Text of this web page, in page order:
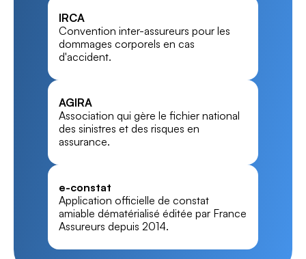
IRCA
Convention inter-assureurs pour les
dommages corporels en cas
d'accident.
AGIRA
Association qui gère le fichier national
des sinistres et des risques en
assurance.
e-constat
Application officielle de constat
amiable dématérialisé éditée par France
Assureurs depuis 2014.